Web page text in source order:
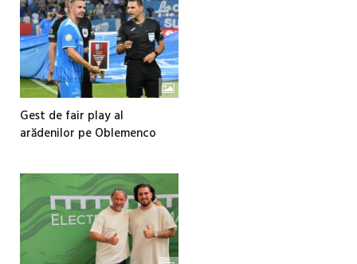
Gest de fair play al
arădenilor pe Oblemenco